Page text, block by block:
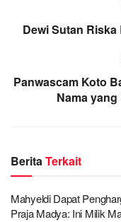
Dewi Sutan
Panwascam Koto
Nama
BeritaTerkait
Mahyeldi Dapat
Praja Madya: Ini Milik